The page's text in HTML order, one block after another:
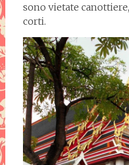
sono vietate
corti.